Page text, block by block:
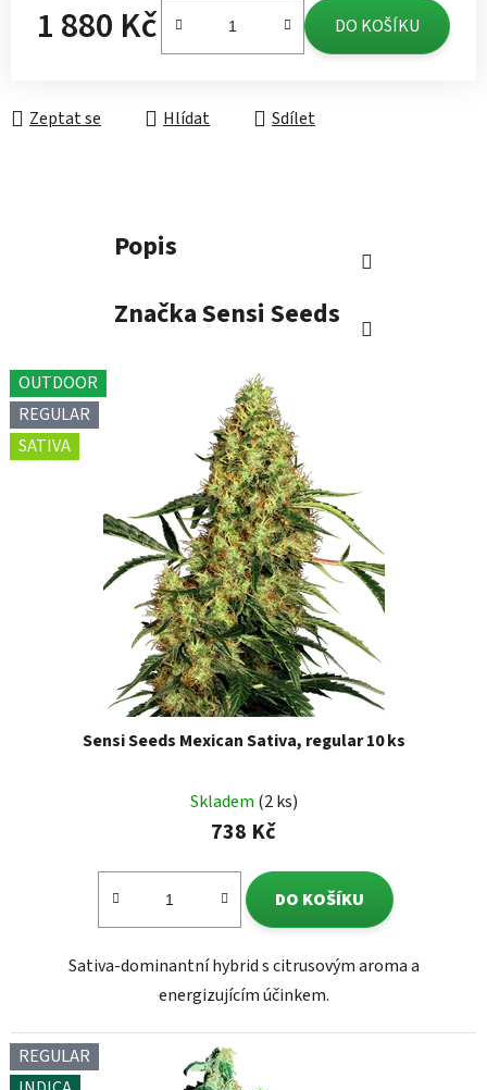
1 880 Kč DO KOŠÍKU
Zeptat se Hlídat Sdílet
Popis
ZnačkaSensi Seeds
OUTDOOR
REGULAR
SATIVA
Sensi Seeds Mexican Sativa, regular 10 ks
Skladem (2 ks)
738 Kč
DO KOŠÍKU
Sativa-dominantní hybrid s citrusovým aroma a
energizujícím účinkem.
REGULAR